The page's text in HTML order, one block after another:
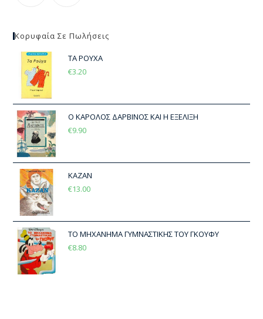
Κορυφαία Σε Πωλήσεις
ΤΑ ΡΟΥΧΑ
€3.20
Ο ΚΑΡΟΛΟΣ ΔΑΡΒΙΝΟΣ ΚΑΙ Η ΕΞΕΛΙΞΗ
€9.90
ΚΑΖΑΝ
€13.00
ΤΟ ΜΗΧΑΝΗΜΑ ΓΥΜΝΑΣΤΙΚΗΣ ΤΟΥ ΓΚΟΥΦΥ
€8.80